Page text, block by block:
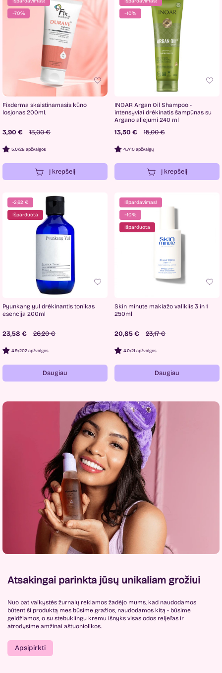
−70%
Fixderma skaistinamasis kūno
losjonas 200ml.
3,90 € 13,00 €
5.0/28 apžvalgos
Į krepšelį
−10%
INOAR Argan Oil Shampoo -
intensyviai drėkinatis šampūnas su
Argano aliejumi 240 ml
13,50 € 15,00 €
4.7/10 apžvalgų
Į krepšelį
-2,62 €
Išparduota
Pyunkang yul drėkinantis tonikas
esencija 200ml
23,58 € 26,20 €
4.9/202 apžvalgos
Daugiau
Išpardavimas!
−10%
Išparduota
Skin minute makiažo valiklis 3 in 1
250ml
20,85 € 23,17 €
4.0/21 apžvalgos
Daugiau
Atsakingai parinkta jūsų unikaliam grožiui
Nuo pat vaikystės žurnalų reklamos žadėjo mums, kad naudodamos
būtent ši produktą mes būsime gražios, naudodamos kitą - būsime
geidžiamos, o su stebuklingu kremu išnyks visas odos reljefas ir
atrodysime amžinai aštuoniolikos.
Apsipirkti